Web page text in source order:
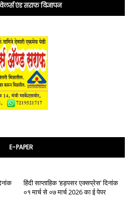
एंड सराफ विज्ञापन
E-PAPER
हिंदी साप्ताहिक ‘हड़पसर एक्सप्रेस’ दिनांक
०१ मार्च से ०७ मार्च 2026 का ई पेपर